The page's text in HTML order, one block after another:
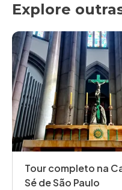
Explore
Tour completo na
Sé de São Paulo